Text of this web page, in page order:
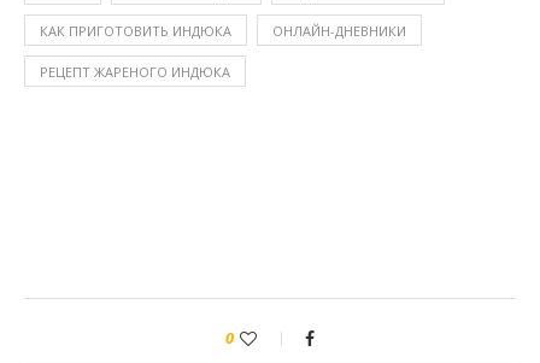
КАК ПРИГОТОВИТЬ ИНДЮКА ОНЛАЙН-ДНЕВНИКИ
РЕЦЕПТ ЖАРЕНОГО ИНДЮКА
0